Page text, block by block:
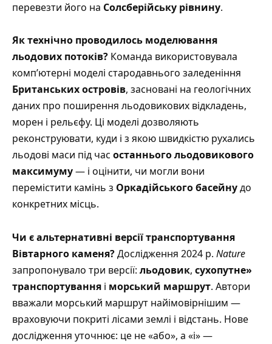
перевезти його на Солсберійську рівнину.
Як технічно проводилось моделювання
льодових потоків? Команда використовувала
комп’ютерні моделі стародавнього заледеніння
Британських островів, засновані на геологічних
даних про поширення льодовикових відкладень,
морен і рельєфу. Ці моделі дозволяють
реконструювати, куди і з якою швидкістю рухались
льодові маси під час останнього льодовикового
максимуму— і оцінити, чи могли вони
перемістити камінь з Оркадійського басейнудо
конкретних місць.
Чи є альтернативні версії транспортування
Вівтарного каменя?Дослідження 2024 р. Nature
запропонувало три версії: льодовик, сухопутне»
транспортування і морський маршрут. Автори
вважали морський маршрут найімовірнішим —
враховуючи покриті лісами землі і відстань. Нове
дослідження уточнює: це не «або», а «і» —